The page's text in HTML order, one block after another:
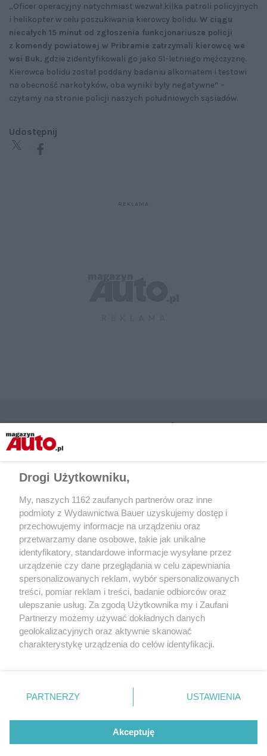
„Oficer operacyjny natychmiast wezwał kilka patroli policyjnych
i helikopter w celu poszukiwania kierowcy bolidu. W ciągu
niecałych 15 minut od zgłoszenia funkcjonariusze policji
z komendy powiatowej w Pribramie zatrzymali kierowcę we
wsi Buk, gdzie zidentyfikowali go jako 51-letniego mężczyznę.
Kierowca bolidu został poddany badaniu alkomatem i testowi
na obecność narkotyków, oba wyniki były negatywne” –
czytamy na stronie policji naszych południowych sąsiadów.
Udostępnij
AKTUALNOŚCI
Oddano do ruchu nowe odcinki tras
szybkiego ruchu S1 oraz S7
NOWOŚCI
Purosangue –
REGULAMIN SERWISU
MAPA SERWISU
Drogi Użytkowniku,
My, naszych 1162 zaufanych partnerów oraz inne
podmioty z Wydawnictwa Bauer uzyskujemy dostęp i
przechowujemy informacje na urządzeniu oraz
przetwarzamy dane osobowe, takie jak unikalne
identyfikatory, standardowe informacje wysyłane przez
urządzenie czy dane przeglądania w celu zapewniania
spersonalizowanych reklam, wybór spersonalizowanych
treści, pomiar reklam i treści, badanie odbiorców oraz
ulepszanie usług. Za zgodą Użytkownika my i Zaufani
Partnerzy możemy używać dokładnych danych
geolokalizacyjnych oraz aktywnie skanować
charakterystykę urządzenia do celów identyfikacji.
zmienić/wycofać klikając przycisk ustawień prywatności
znajdujący się w lewym dolnym rogu strony
rodzaje przetwarzania danych nie wymagają zgody
użytkownika, ale masz prawo sprzeciwić się takiemu
PARTNERZY USTAWIENIA
Akceptuję